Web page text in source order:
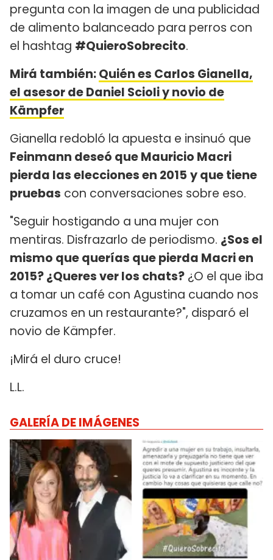
pregunta con la imagen de una publicidad
de alimento balanceado para perros con
el hashtag #QuieroSobrecito.
Mirá también:Quién es Carlos Gianella,
el asesor de Daniel Scioli y novio de
Kämpfer
Gianella redobló la apuesta e insinuó que
Feinmann deseó que Mauricio Macri
pierda las elecciones en 2015 y que tiene
pruebas con conversaciones sobre eso.
"Seguir hostigando a una mujer con
mentiras. Disfrazarlo de periodismo. ¿Sos el
mismo que querías que pierda Macri en
2015? ¿Queres ver los chats? ¿O el que iba
a tomar un café con Agustina cuando nos
cruzamos en un restaurante?", disparó el
novio de Kämpfer.
¡Mirá el duro cruce!
L.L.
GALERÍA DE IMÁGENES